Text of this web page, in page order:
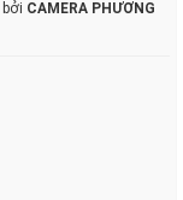
bởi CAMERA PHƯƠNG